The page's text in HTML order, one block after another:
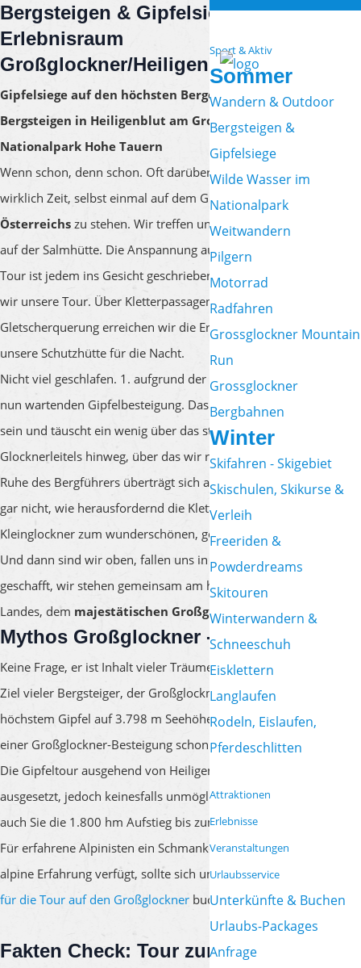
Sport & Aktiv
Sommer
Wandern & Outdoor
Bergsteigen &
Gipfelsiege
Wilde Wasser im
Nationalpark
Weitwandern
Pilgern
Motorrad
Radfahren
Grossglockner Mountain
Run
Grossglockner
Bergbahnen
Winter
Skifahren - Skigebiet
Skischulen, Skikurse &
Verleih
Freeriden &
Powderdreams
Skitouren
Winterwandern &
Schneeschuh
Eisklettern
Langlaufen
Rodeln, Eislaufen,
Pferdeschlitten
Attraktionen
Erlebnisse
Veranstaltungen
Urlaubsservice
Unterkünfte & Buchen
Urlaubs-Packages
Anfrage
Bergsteigen & Gipfelsiege im
Erlebnisraum
Großglockner/Heiligenblut
Gipfelsiege auf den höchsten Bergen des Landes –
Bergsteigen in Heiligenblut am Großglockner im
Nationalpark Hohe Tauern
Wenn schon, denn schon. Oft darüber nachgedacht, wird es jetzt
wirklich Zeit, selbst einmal auf dem Gipfel des höchsten Berges
Österreichs zu stehen. Wir treffen uns mit unserem Bergführer
auf der Salmhütte. Die Anspannung aufgrund der kommenden
Tour ist jedem ins Gesicht geschrieben. Ganz gemütlich beginnen
wir unsere Tour. Über Kletterpassagen und nach einer kurzen
Gletscherquerung erreichen wir die Erzherzog-Johann-Hütte –
unsere Schutzhütte für die Nacht.
Nicht viel geschlafen. 1. aufgrund der großen Höhe, 2. wegen der
nun wartenden Gipfelbesteigung. Das Wetter könnte nicht besser
sein und täuscht ein wenig über das steile Firnfeld des
Glocknerleitels hinweg, über das wir routiniert aufsteigen. Die
Ruhe des Bergführers überträgt sich auf uns alle und wir merken
gar nicht, wie herausfordernd die Kletterpassagen über den
Kleinglockner zum wunderschönen, goldenen Gipfelkreuz sind.
Und dann sind wir oben, fallen uns in die Arme und haben es
geschafft, wir stehen gemeinsam am höchsten Gipfel des
Landes, dem majestätischen Großglockner
Mythos Großglockner - 3.798 m
Keine Frage, er ist Inhalt vieler Träume, Mythos und begehrtes
Ziel vieler Bergsteiger, der Großglockner mit Österreichs
höchstem Gipfel auf 3.798 m Seehöhe. Haben Sie den Traum
einer Großglockner-Besteigung schon gelebt? Dann wird es Zeit.
Die Gipfeltour ausgehend von Heiligenblut ist lang, steil und
ausgesetzt, jedoch keinesfalls unmöglich. In zwei Tagen schaffen
auch Sie die 1.800 hm Aufstieg bis zum goldenen Gipfelkreuz.
Für erfahrene Alpinisten ein Schmankerl, wer nicht über sehr viel
alpine Erfahrung verfügt, sollte sich unbedingt einen
für die Tour auf den Großglockner buchen.
Fakten Check: Tour zum Großglockner